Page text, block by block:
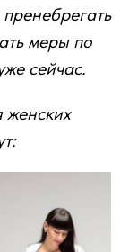
меры по
сейчас.
женских